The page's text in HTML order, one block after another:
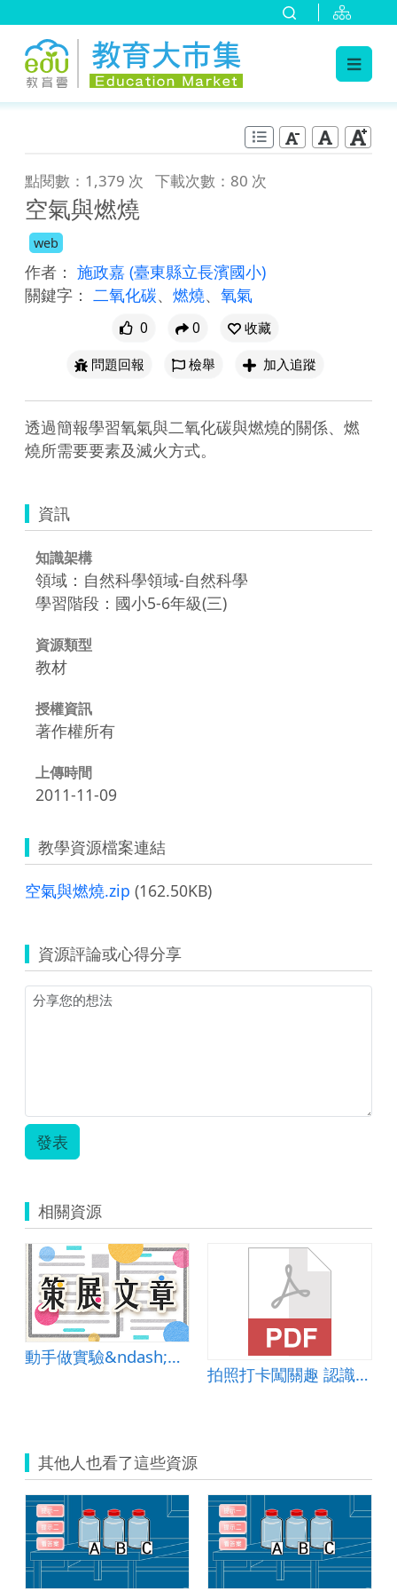
點閱數：1,379 次 下載次數：80 次
空氣與燃燒
web
作者： 施政嘉 (臺東縣立長濱國小)
關鍵字： 二氧化碳、 燃燒、 氧氣
0 0
收藏
問題回報
檢舉 加入追蹤
透過簡報學習氧氣與二氧化碳與燃燒的關係、燃
燒所需要要素及滅火方式。
資訊
知識架構
領域：自然科學領域-自然科學
學習階段：國小5-6年級(三)
資源類型
教材
授權資訊
著作權所有
上傳時間
2011-11-09
教學資源檔案連結
空氣與燃燒.zip (162.50KB)
資源評論或心得分享
發表
相關資源
動手做實驗&ndash;平板與實驗課程的完美結合
拍照打卡闖關趣 認識田間農作
其他人也看了這些資源